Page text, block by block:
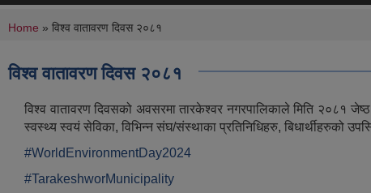
You are here
Home » विश्व वातावरण दिवस २०८१
विश्व वातावरण दिवस २०८१
विश्व वातावरण दिवसको अवसरमा तारकेश्वर नगरपालिकाले मिति २०८१
स्वस्थ्य स्वयं सेविका, विभिन्न संघ/संस्थाका प्रतिनिधिहरु, बिधार्थीहरुको
#WorldEnvironmentDay2024
#TarakeshworMunicipality